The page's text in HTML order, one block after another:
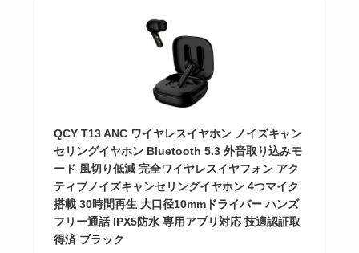
QCY T13 ANC ワイヤレスイヤホン ノイズキャン
セリングイヤホン Bluetooth 5.3 外音取り込みモ
ード 風切り低減 完全ワイヤレスイヤフォン アク
ティブノイズキャンセリングイヤホン 4つマイク
搭載 30時間再生 大口径10mmドライバー ハンズ
フリー通話 IPX5防水 専用アプリ対応 技適認証取
得済 ブラック